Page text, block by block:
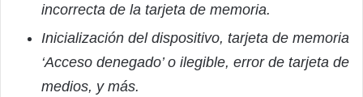
incorrecta de la tarjeta de memoria.
Inicialización del dispositivo, tarjeta de memoria
‘Acceso denegado’ o ilegible, error de tarjeta de
medios, y más.